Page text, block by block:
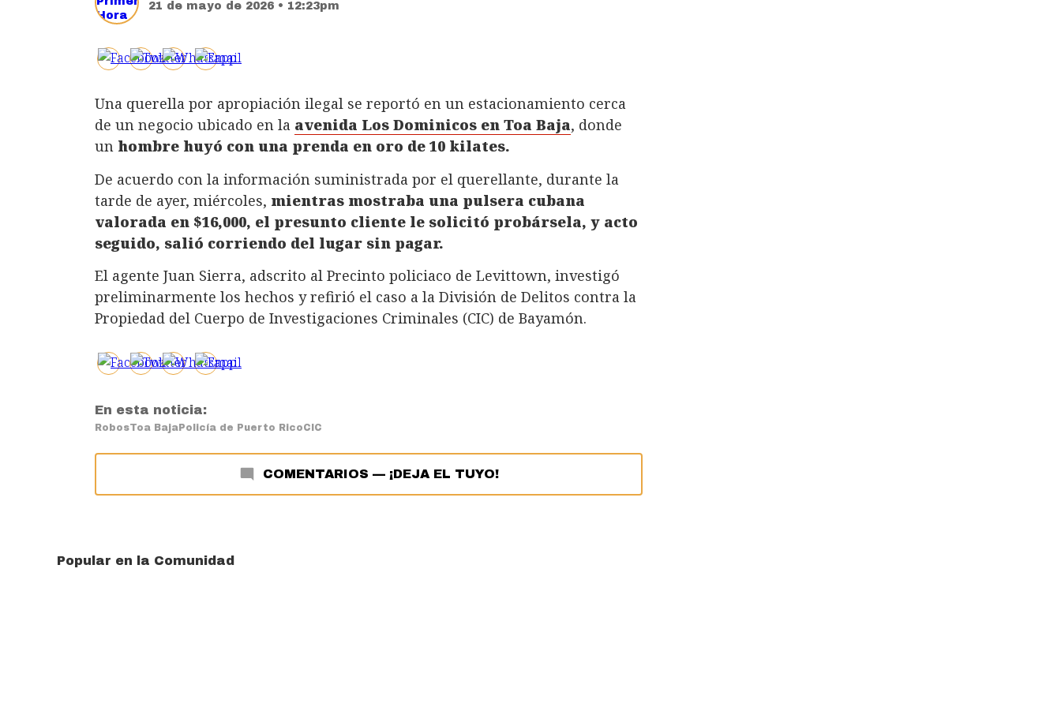
21 de mayo de 2026 • 12:23pm
Una querella por apropiación ilegal se reportó en un estacionamiento cerca
de un negocio ubicado en la avenida Los Dominicos en Toa Baja, donde
un hombre huyó con una prenda en oro de 10 kilates.
De acuerdo con la información suministrada por el querellante, durante la
tarde de ayer, miércoles, mientras mostraba una pulsera cubana
valorada en $16,000, el presunto cliente le solicitó probársela, y acto
seguido, salió corriendo del lugar sin pagar.
El agente Juan Sierra, adscrito al Precinto policiaco de Levittown, investigó
preliminarmente los hechos y refirió el caso a la División de Delitos contra la
Propiedad del Cuerpo de Investigaciones Criminales (CIC) de Bayamón.
En esta noticia:
RobosToa Baja Policía de Puerto RicoCIC
COMENTARIOS — ¡DEJA EL TUYO!
Popular en la Comunidad